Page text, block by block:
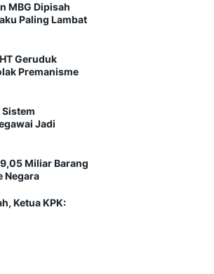
MBG Dipisah
Paling Lambat
Geruduk
Premanisme
Sistem
Jadi
Miliar Barang
Negara
Ketua KPK: